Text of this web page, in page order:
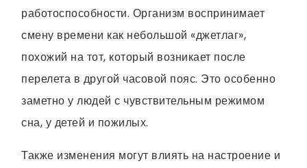
работоспособности. Организм воспринимает
смену времени как небольшой «джетлаг»,
похожий на тот, который возникает после
перелета в другой часовой пояс. Это особенно
заметно у людей с чувствительным режимом
сна, у детей и пожилых.
Также изменения могут влиять на настроение и